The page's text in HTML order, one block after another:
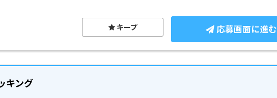
応募画面に進む
キープ
キング